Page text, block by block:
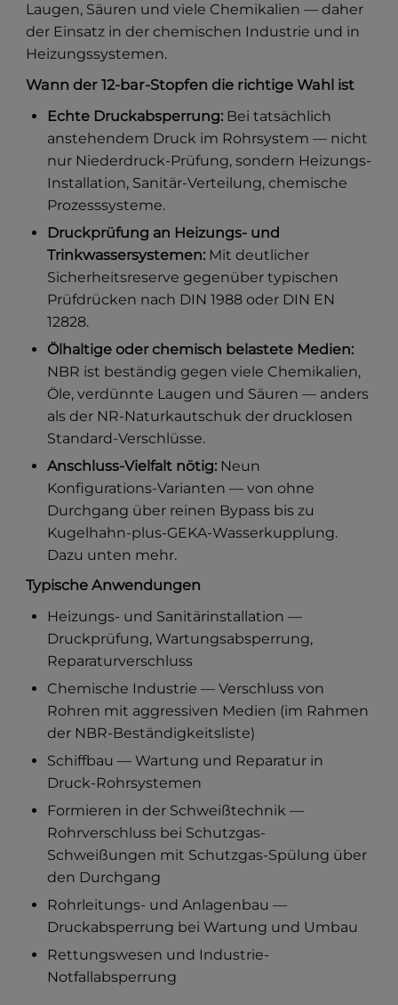
Laugen, Säuren und viele Chemikalien — daher
der Einsatz in der chemischen Industrie und in
Heizungssystemen.
Wann der 12-bar-Stopfen die richtige Wahl ist
Echte Druckabsperrung: Bei tatsächlich
anstehendem Druck im Rohrsystem — nicht
nur Niederdruck-Prüfung, sondern Heizungs-
Installation, Sanitär-Verteilung, chemische
Prozesssysteme.
Druckprüfung an Heizungs- und
Trinkwassersystemen: Mit deutlicher
Sicherheitsreserve gegenüber typischen
Prüfdrücken nach DIN 1988 oder DIN EN
12828.
Ölhaltige oder chemisch belastete Medien:
NBR ist beständig gegen viele Chemikalien,
Öle, verdünnte Laugen und Säuren — anders
als der NR-Naturkautschuk der drucklosen
Standard-Verschlüsse.
Anschluss-Vielfalt nötig: Neun
Konfigurations-Varianten — von ohne
Durchgang über reinen Bypass bis zu
Kugelhahn-plus-GEKA-Wasserkupplung.
Dazu unten mehr.
Typische Anwendungen
Heizungs- und Sanitärinstallation —
Druckprüfung, Wartungsabsperrung,
Reparaturverschluss
Chemische Industrie — Verschluss von
Rohren mit aggressiven Medien (im Rahmen
der NBR-Beständigkeitsliste)
Schiffbau — Wartung und Reparatur in
Druck-Rohrsystemen
Formieren in der Schweißtechnik —
Rohrverschluss bei Schutzgas-
Schweißungen mit Schutzgas-Spülung über
den Durchgang
Rohrleitungs- und Anlagenbau —
Druckabsperrung bei Wartung und Umbau
Rettungswesen und Industrie-
Notfallabsperrung